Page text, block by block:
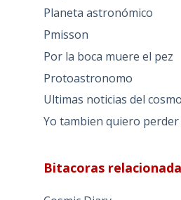
Planeta astronómico
Pmisson
Por la boca muere el pez
Protoastronomo
Ultimas noticias del
Yo tambien quiero
Bitacoras